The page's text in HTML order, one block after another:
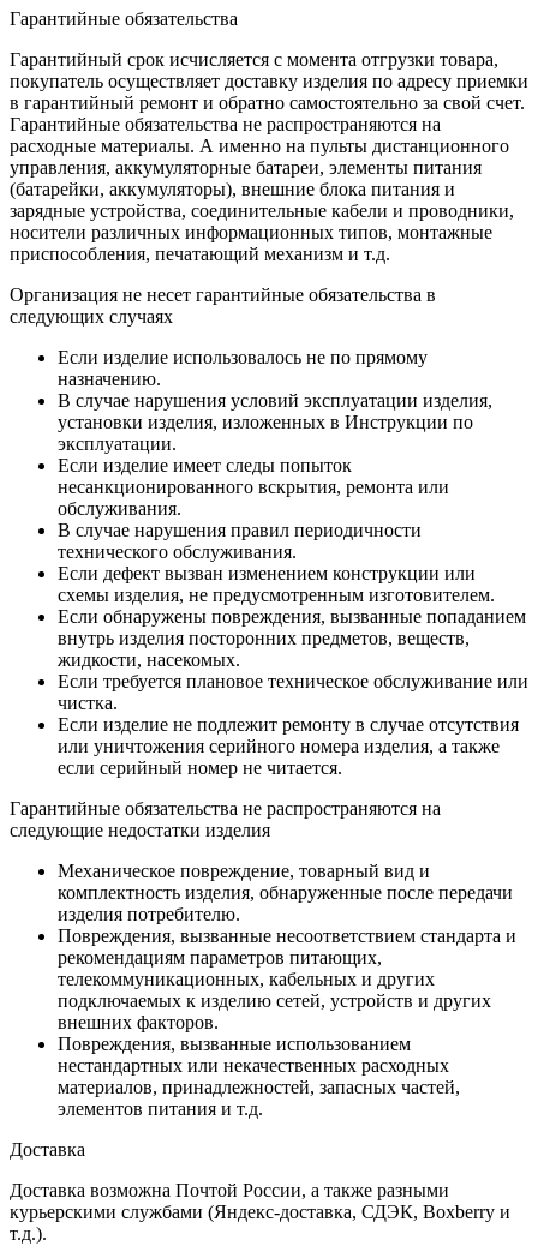
Гарантийные обязательства
Гарантийный срок исчисляется с момента отгрузки товара,
покупатель осуществляет доставку изделия по адресу приемки
в гарантийный ремонт и обратно самостоятельно за свой счет.
Гарантийные обязательства не распространяются на
расходные материалы. А именно на пульты дистанционного
управления, аккумуляторные батареи, элементы питания
(батарейки, аккумуляторы), внешние блока питания и
зарядные устройства, соединительные кабели и проводники,
носители различных информационных типов, монтажные
приспособления, печатающий механизм и т.д.
Организация не несет гарантийные обязательства в
следующих случаях
Если изделие использовалось не по прямому
назначению.
В случае нарушения условий эксплуатации изделия,
установки изделия, изложенных в Инструкции по
эксплуатации.
Если изделие имеет следы попыток
несанкционированного вскрытия, ремонта или
обслуживания.
В случае нарушения правил периодичности
технического обслуживания.
Если дефект вызван изменением конструкции или
схемы изделия, не предусмотренным изготовителем.
Если обнаружены повреждения, вызванные попаданием
внутрь изделия посторонних предметов, веществ,
жидкости, насекомых.
Если требуется плановое техническое обслуживание или
чистка.
Если изделие не подлежит ремонту в случае отсутствия
или уничтожения серийного номера изделия, а также
если серийный номер не читается.
Гарантийные обязательства не распространяются на
следующие недостатки изделия
Механическое повреждение, товарный вид и
комплектность изделия, обнаруженные после передачи
изделия потребителю.
Повреждения, вызванные несоответствием стандарта и
рекомендациям параметров питающих,
телекоммуникационных, кабельных и других
подключаемых к изделию сетей, устройств и других
внешних факторов.
Повреждения, вызванные использованием
нестандартных или некачественных расходных
материалов, принадлежностей, запасных частей,
элементов питания и т.д.
Доставка
Доставка возможна Почтой России, а также разными
курьерскими службами (Яндекс-доставка, СДЭК, Boxberry и
т.д.).